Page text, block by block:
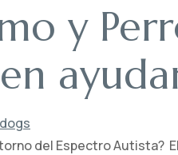
y
del Espectro Autista?